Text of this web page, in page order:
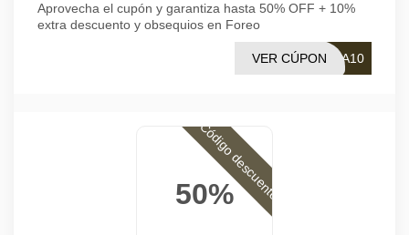
Aprovecha el cupón y garantiza hasta 50% OFF + 10%
extra descuento y obsequios en Foreo
RA10
VER CÚPON
50%
Código descuento